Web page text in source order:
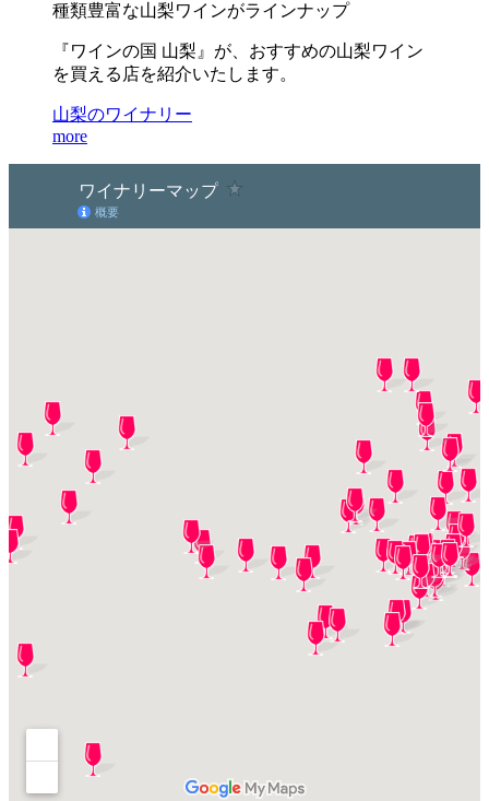
種類豊富な山梨ワインがラインナップ
『ワインの国 山梨』が、おすすめの山梨ワイン
を買える店を紹介いたします。
山梨のワイナリー
more